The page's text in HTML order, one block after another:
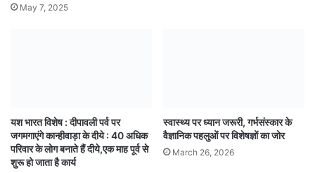
May 7, 2025
यश भारत विशेष : दीपावली पर्व पर
जगमगाएंगे कान्हीवाड़ा के दीये : 40 अधिक
परिवार के लोग बनाते हैं दीये,एक माह पूर्व से
शुरू हो जाता है कार्य
स्वास्थ्य पर ध्यान जरूरी, गर्भसंस्कार के
वैज्ञानिक पहलुओं पर विशेषज्ञों का जोर
March 26, 2026